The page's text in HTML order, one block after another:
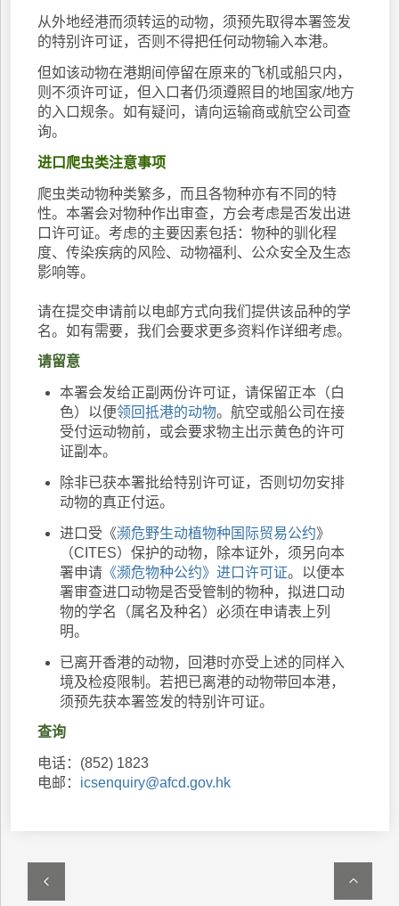
从外地经港而须转运的动物，须预先取得本署签发
的特别许可证，否则不得把任何动物输入本港。
但如该动物在港期间停留在原来的飞机或船只内，
则不须许可证，但入口者仍须遵照目的地国家/地方
的入口规条。如有疑问，请向运输商或航空公司查
询。
进口爬虫类注意事项
爬虫类动物种类繁多，而且各物种亦有不同的特
性。本署会对物种作出审查，方会考虑是否发出进
口许可证。考虑的主要因素包括：物种的驯化程
度、传染疾病的风险、动物福利、公众安全及生态
影响等。
请在提交申请前以电邮方式向我们提供该品种的学
名。如有需要，我们会要求更多资料作详细考虑。
请留意
本署会发给正副两份许可证，请保留正本（白
色）以便领回抵港的动物。航空或船公司在接
受付运动物前，或会要求物主出示黄色的许可
证副本。
除非已获本署批给特别许可证，否则切勿安排
动物的真正付运。
进口受《濒危野生动植物种国际贸易公约》
（CITES）保护的动物，除本证外，须另向本
署申请《濒危物种公约》进口许可证。以便本
署审查进口动物是否受管制的物种，拟进口动
物的学名（属名及种名）必须在申请表上列
明。
已离开香港的动物，回港时亦受上述的同样入
境及检疫限制。若把已离港的动物带回本港，
须预先获本署签发的特别许可证。
查询
电话：(852) 1823
电邮： icsenquiry@afcd.gov.hk